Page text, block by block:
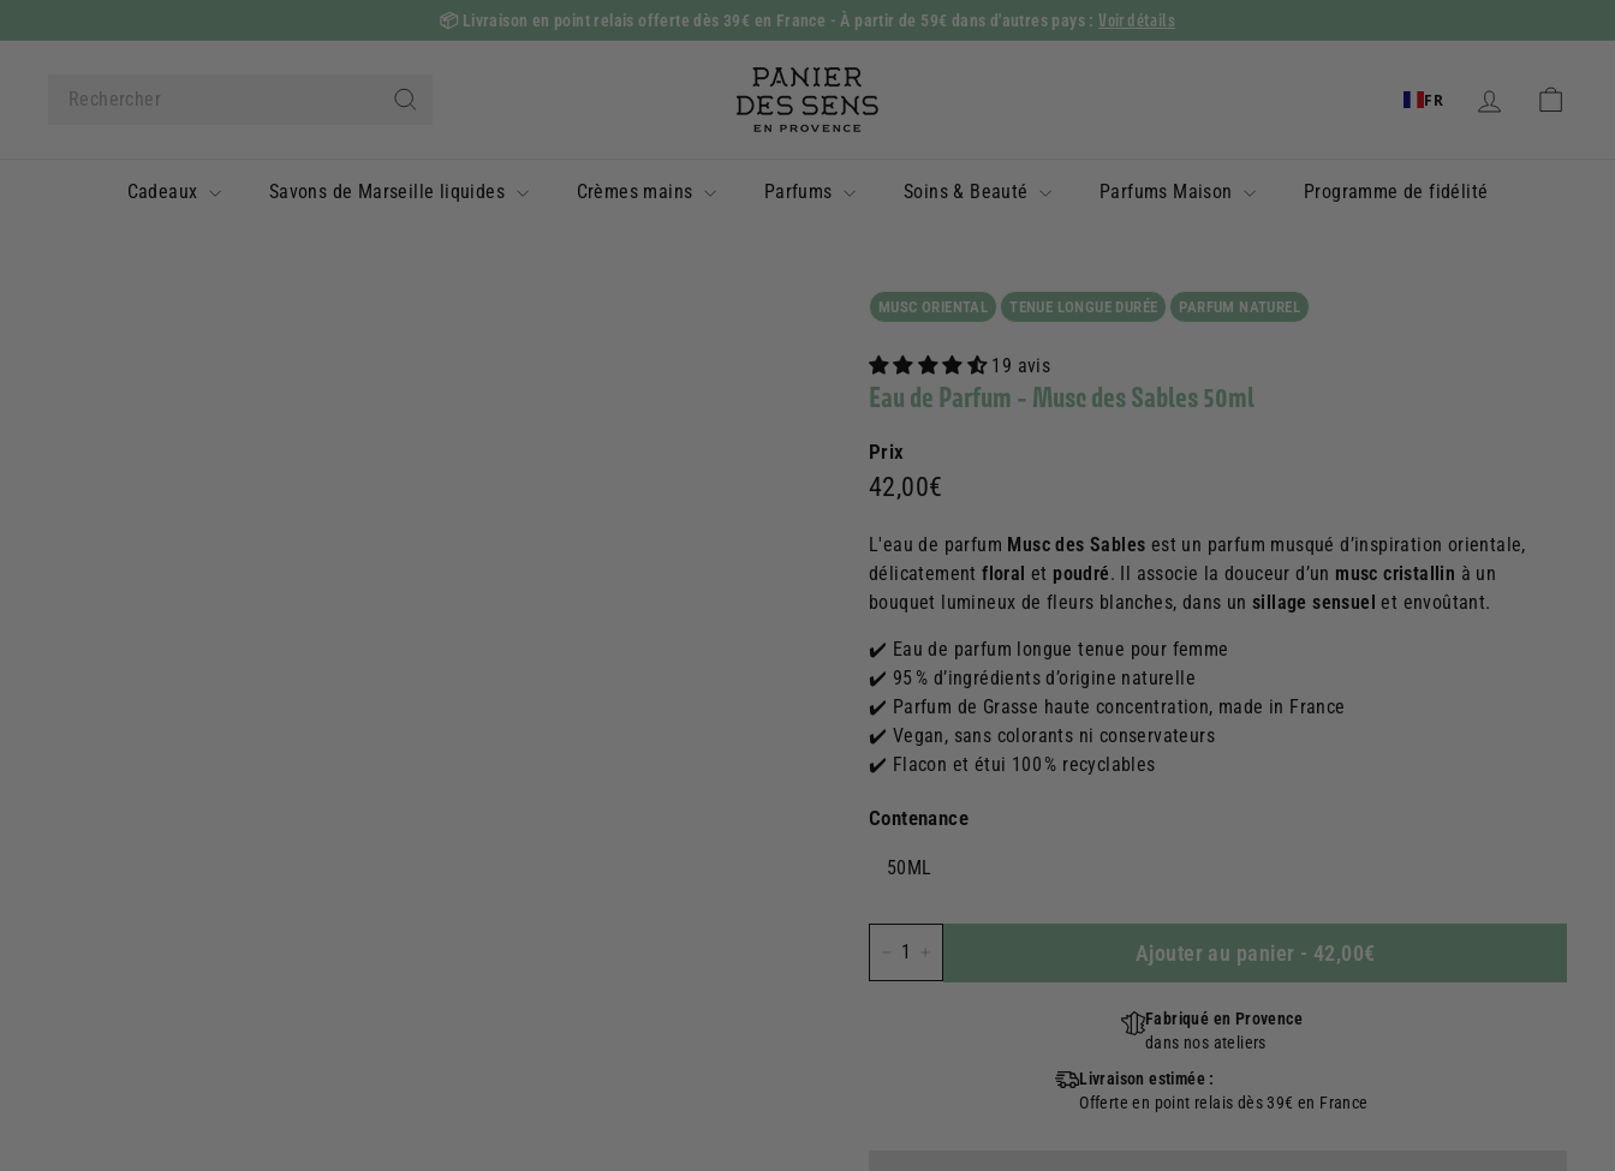
au
Diaporama
Pause
📦 Livraison en point relais offerte dès 39€ en France - À partir de 59€ dans d'autres pays : Voir détails
Search
P
a
n
e
FR
Cadeaux Savons de Marseille liquides Crèmes mains Parfums Soins & Beauté Parfums Maison Programme de fidélité
MUSC ORIENTAL TENUE LONGUE DURÉE PARFUM NATUREL
19 avis
Eau de Parfum - Musc des Sables 50ml
Prix
Prix
42,00€
L'eau de parfum Musc des Sables est un parfum musqué d’inspiration orientale,
délicatementfloral et poudré. Il associe la douceur d’un musc cristallin à un
bouquet lumineux de fleurs blanches, dans un sillage sensuel et envoûtant.
✔️ Eau de parfum longue tenue pour femme
✔️ 95 % d’ingrédients d’origine naturelle
✔️ Parfum de Grasse haute concentration, made in France
✔️ Vegan, sans colorants ni conservateurs
✔️ Flacon et étui 100 % recyclables
Contenance
50ML
Ajouter au panier - 42,00€
Fabriqué en Provence
dans nos ateliers
Livraison estimée :
Offerte en point relais dès 39€ en France